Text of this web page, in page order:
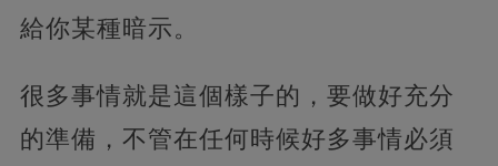
給你某種暗示。
很多事情就是這個樣子的，要做好充分
的準備，不管在任何時候好多事情必須